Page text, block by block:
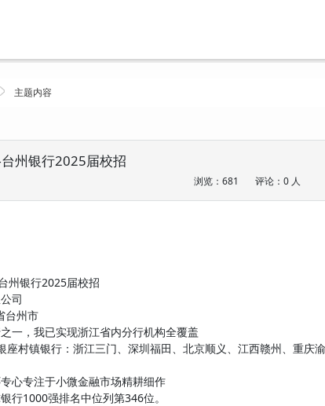
主题内容
州银行2025届校招
浏览：681 评论：0 人
届校招
司
台州市
一，我已实现浙江省内分行机构全覆盖
座村镇银行：浙江三门、深圳福田、北京顺义、江西赣州、重庆
心专注于小微金融市场精耕细作
行1000强排名中位列第346位。